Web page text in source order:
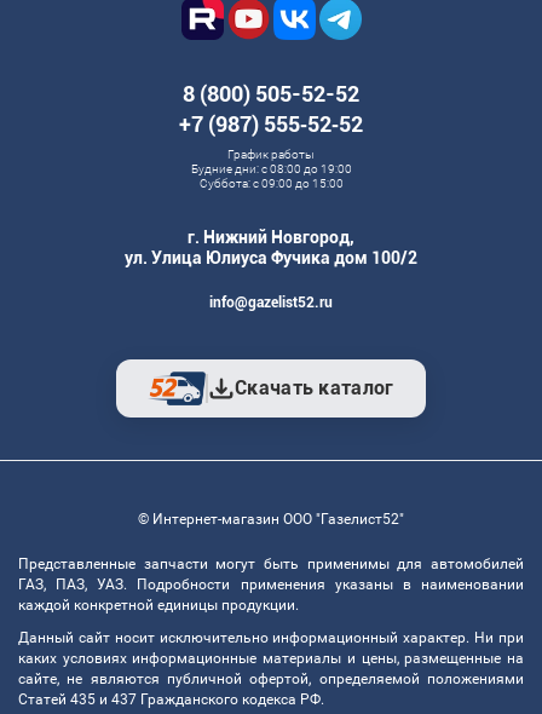
8 (800) 505-52-52
+7 (987) 555‑52‑52
График работы
Будние дни: с 08:00 до 19:00
Суббота: с 09:00 до 15:00
г. Нижний Новгород,
ул. Улица Юлиуса Фучика дом 100/2
info@gazelist52.ru
Скачать каталог
© Интернет-магазин ООО "Газелист52"
Представленные запчасти могут быть применимы для автомобилей
ГАЗ, ПАЗ, УАЗ. Подробности применения указаны в наименовании
каждой конкретной единицы продукции.
Данный сайт носит исключительно информационный характер. Ни при
каких условиях информационные материалы и цены, размещенные на
сайте, не являются публичной офертой, определяемой положениями
Статей 435 и 437 Гражданского кодекса РФ.